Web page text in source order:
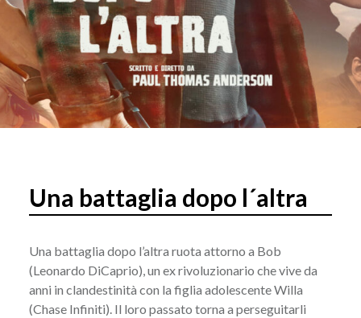
Una battaglia dopo l´altra
Una battaglia dopo l’altra ruota attorno a Bob
(Leonardo DiCaprio), un ex rivoluzionario che vive da
anni in clandestinità con la figlia adolescente Willa
(Chase Infiniti). Il loro passato torna a perseguitarli